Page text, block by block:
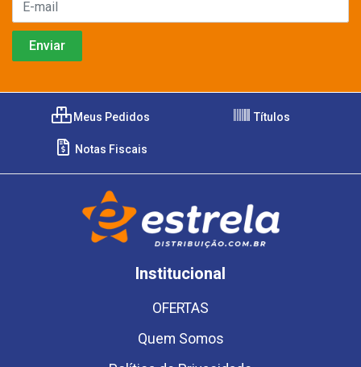
Meus Pedidos Títulos
Notas Fiscais
Institucional
OFERTAS
Quem Somos